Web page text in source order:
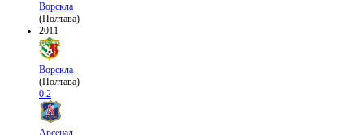
Ворскла
(Полтава)
2011
Ворскла
(Полтава)
0:2